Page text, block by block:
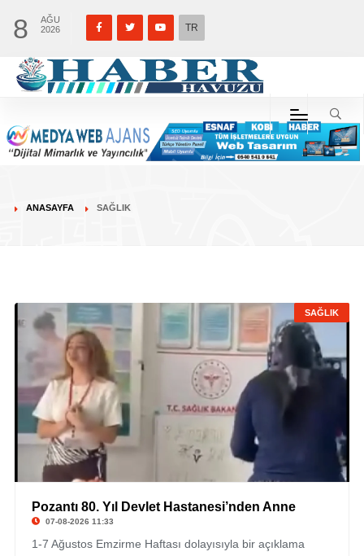
8
AĞU
2026
TR
ANASAYFA SAĞLIK
SAĞLIK
Pozantı 80. Yıl Devlet Hastanesi’nden Anne
07-08-2026 11:33
1-7 Ağustos Emzirme Haftası dolayısıyla bir açıklama